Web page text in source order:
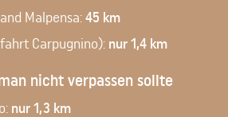
Malpensa:45 km
Carpugnino): nur 1,4 km
nicht verpassen sollte
nur 1,3 km